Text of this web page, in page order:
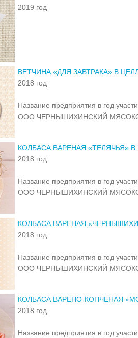
2019 год
ВЕТЧИНА «ДЛЯ ЗАВТРАКА» В
2018 год
Название предприятия в год
ООО ЧЕРНЫШИХИНСКИЙ
КОЛБАСА ВАРЕНАЯ «ТЕЛЯЧЬЯ»
2018 год
Название предприятия в год
ООО ЧЕРНЫШИХИНСКИЙ
КОЛБАСА ВАРЕНАЯ
2018 год
Название предприятия в год
ООО ЧЕРНЫШИХИНСКИЙ
КОЛБАСА ВАРЕНО-КОПЧЕНАЯ
2018 год
Название предприятия в год